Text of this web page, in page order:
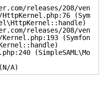
releases/208/ven
(Sym
releases/208/ven
(Symfon
(SimpleSAML\Mo
A)